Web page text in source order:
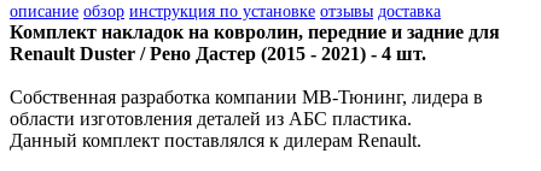
описание обзор инструкция по установке отзывы доставка
Комплект накладок на ковролин, передние и задние для
Renault Duster / Рено Дастер (2015 - 2021) - 4 шт.
Собственная разработка компании МВ-Тюнинг, лидера в
области изготовления деталей из АБС пластика.
Данный комплект поставлялся к дилерам Renault.